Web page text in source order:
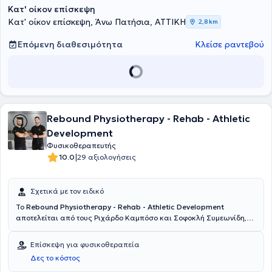
Κατ' οίκον επίσκεψη
Κατ' οίκον επίσκεψη, Άνω Πατήσια, ΑΤΤΙΚΗ
2,8 km
Επόμενη διαθεσιμότητα Κλείσε ραντεβού
Rebound Physiotherapy - Rehab - Athletic
Development
Φυσικοθεραπευτής
10.0|29 αξιολογήσεις
Σχετικά με τον ειδικό
Το Rebound Physiotherapy - Rehab - Athletic Development
αποτελείται από τους Ριχάρδο Καμπόσο και Σοφοκλή Συμεωνίδη,
πολυετή εμπειρία στην αθλητική αποκατάσταση και τις
μυοσκελετικές παθήσεις.Στο Rebound, βασικός μας πυλώνας είναι
η πίστη στον άνθρωπο και στον αγώνα του για ανάκαμψη και
Επίσκεψη για φυσικοθεραπεία
Δες το κόστος